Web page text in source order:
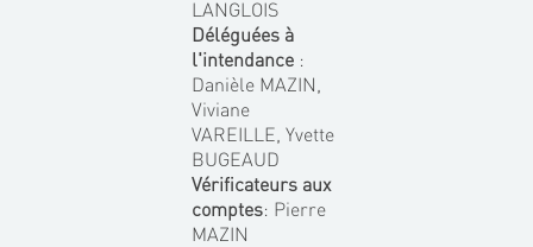
LANGLOIS
Déléguées à
l'intendance :
Danièle MAZIN,
Viviane
VAREILLE, Yvette
BUGEAUD
Vérificateurs aux
comptes: Pierre
MAZIN